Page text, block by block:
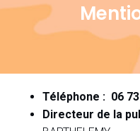
Téléphone : 06
Directeur de la